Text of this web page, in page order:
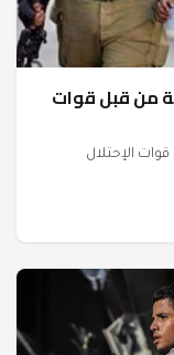
من قبل قوات
قوات الإحتلال